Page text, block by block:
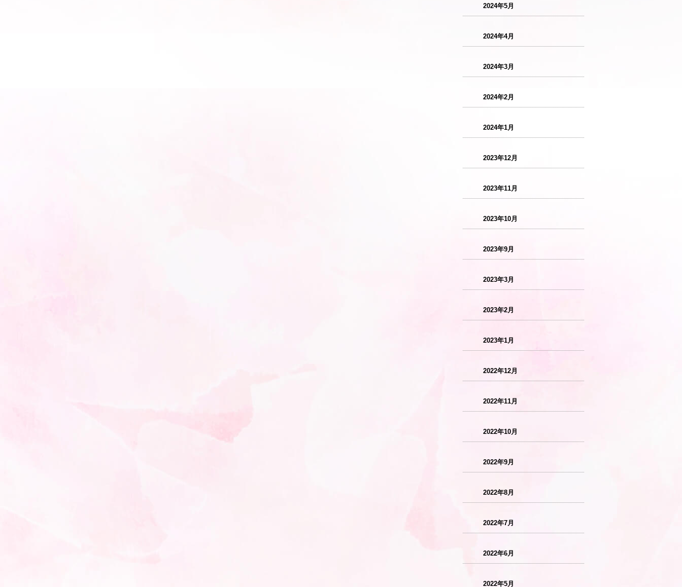
2024年5月
2024年4月
2024年3月
2024年2月
2024年1月
2023年12月
2023年11月
2023年10月
2023年9月
2023年3月
2023年2月
2023年1月
2022年12月
2022年11月
2022年10月
2022年9月
2022年8月
2022年7月
2022年6月
2022年5月